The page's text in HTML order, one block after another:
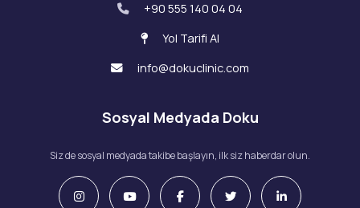
+90 555 140 04 04
Yol Tarifi Al
info@dokuclinic.com
Sosyal Medyada Doku
Siz de sosyal medyada takibe başlayın, ilk siz haberdar olun.